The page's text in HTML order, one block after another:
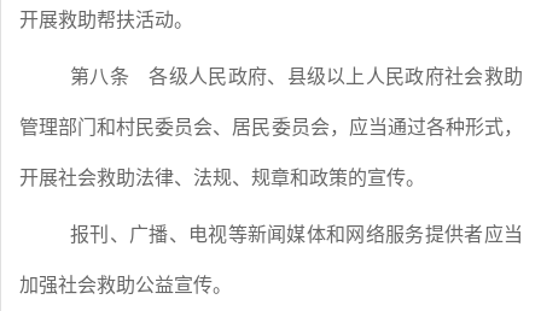
开展救助帮扶活动。
第八条 各级人民政府、县级以上人民政府社会救助
管理部门和村民委员会、居民委员会，应当通过各种形式，
开展社会救助法律、法规、规章和政策的宣传。
报刊、广播、电视等新闻媒体和网络服务提供者应当
加强社会救助公益宣传。